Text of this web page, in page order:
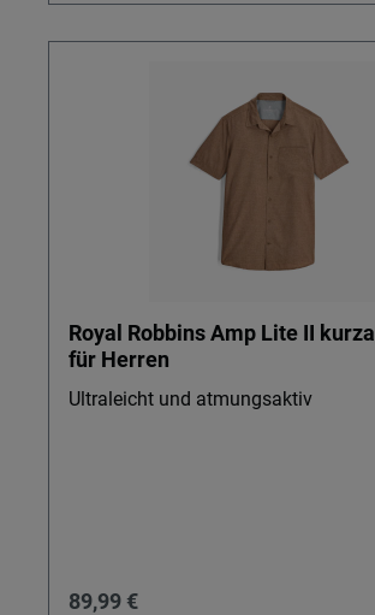
Royal Robbins Amp Lite II
für Herren
Ultraleicht und atmungsaktiv
Regulärer Preis:
89,99 €